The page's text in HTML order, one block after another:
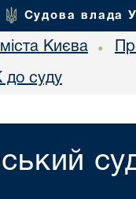
Судова влада
Києва •
суду